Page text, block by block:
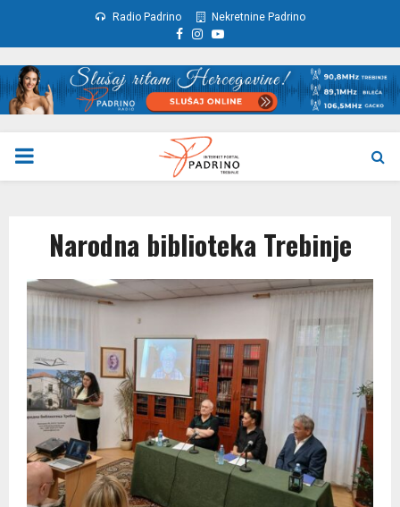
Radio Padrino Nekretnine Padrino
Facebook
Instagram
Youtube
PRIMARY
Narodna biblioteka Trebinje